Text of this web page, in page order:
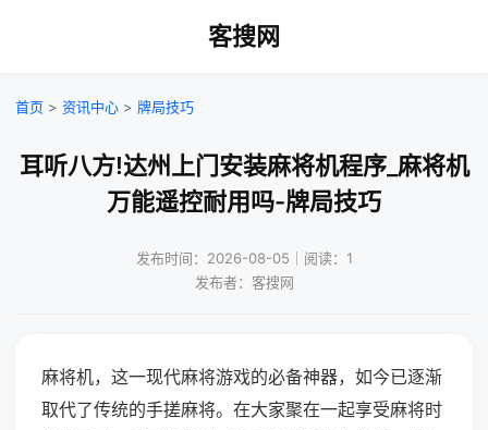
客搜网
首页 > 资讯中心 > 牌局技巧
耳听八方!达州上门安装麻将机程序_麻将机
万能遥控耐用吗-牌局技巧
发布时间：2026-08-05｜阅读：1
发布者：客搜网
麻将机，这一现代麻将游戏的必备神器，如今已逐渐
取代了传统的手搓麻将。在大家聚在一起享受麻将时